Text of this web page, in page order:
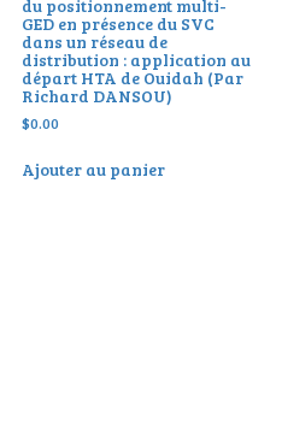
du positionnement multi-
GED en présence du SVC
dans un réseau de
distribution : application au
départ HTA de Ouidah (Par
Richard DANSOU)
$0.00
Ajouter au panier